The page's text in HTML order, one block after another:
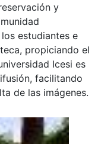
y
estudiantes e
propiciando el
Icesi es
facilitando
de las imágenes.